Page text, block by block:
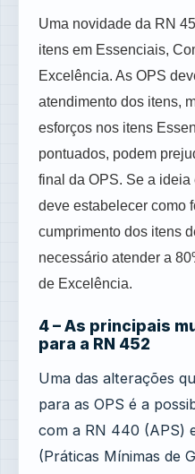
Uma novidade da RN
itens em Essenciais,
Excelência. As OPS
atendimento dos itens,
esforços nos itens
pontuados, podem
final da OPS. Se a
deve estabelecer como
cumprimento dos itens
necessário atender a
de Excelência.
4 – As principais
para a RN 452
Uma das alterações
para as OPS é a
com a RN 440 (APS)
(Práticas Mínimas de